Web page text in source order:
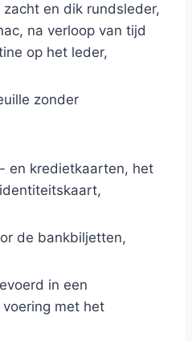
en dik rundsleder,
na verloop van tijd
op het leder,
zonder
en kredietkaarten, het
de bankbiljetten,
in een
met het